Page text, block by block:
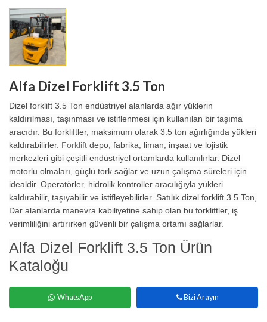
Alfa Dizel Forklift 3.5 Ton
Dizel forklift 3.5 Ton endüstriyel alanlarda ağır yüklerin
kaldırılması, taşınması ve istiflenmesi için kullanılan bir taşıma
aracıdır. Bu forkliftler, maksimum olarak 3.5 ton ağırlığında yükleri
kaldırabilirler. Forklift depo, fabrika, liman, inşaat ve lojistik
merkezleri gibi çeşitli endüstriyel ortamlarda kullanılırlar. Dizel
motorlu olmaları, güçlü tork sağlar ve uzun çalışma süreleri için
idealdir. Operatörler, hidrolik kontroller aracılığıyla yükleri
kaldırabilir, taşıyabilir ve istifleyebilirler. Satılık dizel forklift 3.5 Ton,
Dar alanlarda manevra kabiliyetine sahip olan bu forkliftler, iş
verimliliğini artırırken güvenli bir çalışma ortamı sağlarlar.
Alfa Dizel Forklift 3.5 Ton Ürün
Kataloğu
WhatsApp Bizi Arayın